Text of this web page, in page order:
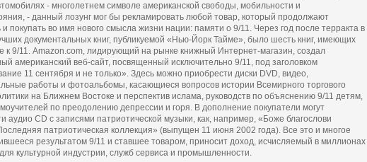
- многолетнем символе американской свободы, мобильности и
- данный лозунг мог бы рекламировать любой товар, который продолжают
и покупать во имя нового смысла жизни нации: памяти о 9/11. Через год после терракта в
документальных книг, публикуемой «Нью-Йорк Тайме», было шесть книг, имеющих
к 9/11. Amazon.com, лидирующий на рынке книжный Интернет-магазин, создал
американский веб-сайт, посвященный исключительно 9/11, под заголовком
11 сентября и не только». Здесь можно приобрести диски DVD, видео,
работы и фотоальбомы, касающиеся вопросов истории Всемирного торгового
на Ближнем Востоке и перспектив ислама, руководств по объяснению 9/11 детям,
по преодолению депрессии и горя. В дополнение покупатели могут
аудио CD с записями патриотической музыки, как, например, «Боже благослови
патриотическая коллекция» (выпущен 11 июня 2002 года). Все это и многое
результатом 9/11 и ставшее товаром, приносит доход, исчисляемый в миллионах
культурной индустрии, служб сервиса и промышленности.